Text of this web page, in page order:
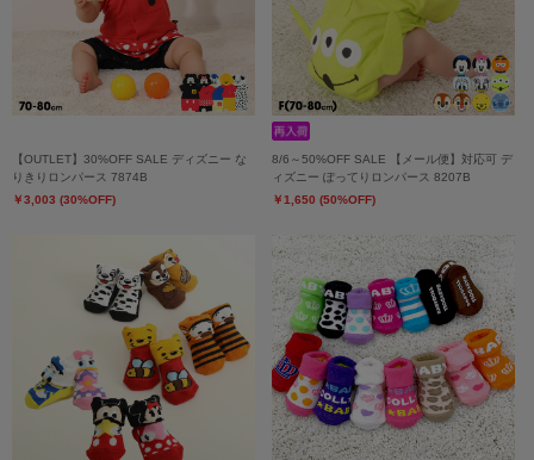
【OUTLET】30%OFF SALE ディズニー な
りきりロンパース 7874B
￥3,003 (30%OFF)
8/6～50%OFF SALE 【メール便】対応可 デ
ィズニー ぽってりロンパース 8207B
￥1,650 (50%OFF)